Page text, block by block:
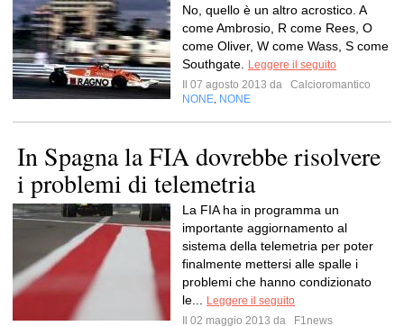
No, quello è un altro acrostico. A
come Ambrosio, R come Rees, O
come Oliver, W come Wass, S come
Southgate.
Leggere il seguito
Il 07 agosto 2013 da
Calcioromantico
NONE NONE
In Spagna la FIA dovrebbe risolvere
i problemi di telemetria
La FIA ha in programma un
importante aggiornamento al
sistema della telemetria per poter
finalmente mettersi alle spalle i
problemi che hanno condizionato
le...
Leggere il seguito
Il 02 maggio 2013 da
F1news